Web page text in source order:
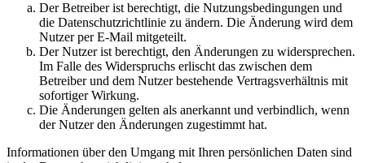
Der Betreiber ist berechtigt, die Nutzungsbedingungen und
die Datenschutzrichtlinie zu ändern. Die Änderung wird dem
Nutzer per E-Mail mitgeteilt.
Der Nutzer ist berechtigt, den Änderungen zu widersprechen.
Im Falle des Widerspruchs erlischt das zwischen dem
Betreiber und dem Nutzer bestehende Vertragsverhältnis mit
sofortiger Wirkung.
Die Änderungen gelten als anerkannt und verbindlich, wenn
der Nutzer den Änderungen zugestimmt hat.
Informationen über den Umgang mit Ihren persönlichen Daten sind